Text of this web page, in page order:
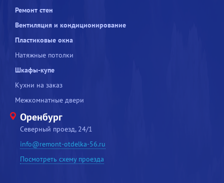
Ремонт стен
Вентиляция и кондиционирование
Пластиковые окна
Натяжные потолки
Шкафы-купе
Кухни на заказ
Межкомнатные двери
Оренбург
Северный проезд, 24/1
info@remont-otdelka-56.ru
Посмотреть схему проезда